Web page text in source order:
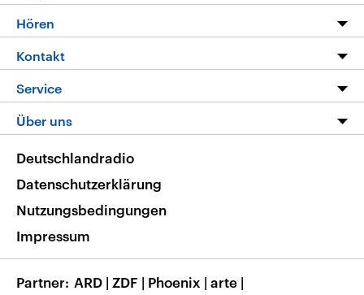
Programm
Die Nachrichten
Nachrichtenleicht
Neue Beiträge auf dlf.de
Hören
Livestream
Podcasts
Deutschlandfunk App
Nachrichten App
Frequenzen
Kontakt
Hörerservice
Service
FAQ
Veranstaltungen
Musikliste
RSS
Über uns
Barrierefreiheit
Deutschlandradio
Datenschutzerklärung
Nutzungsbedingungen
Impressum
Partner ARD | ZDF | Phoenix | arte |